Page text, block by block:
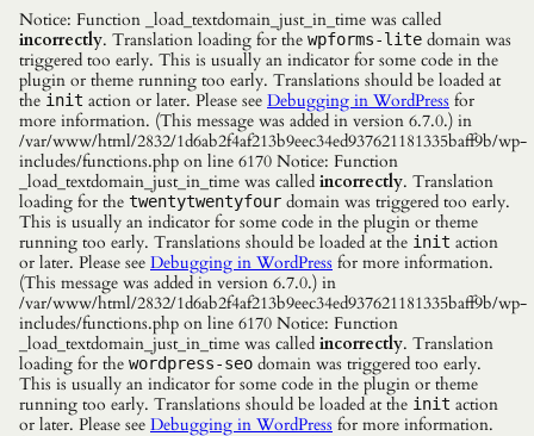
Notice: Function _load_textdomain_just_in_time was called
incorrectly. Translation loading for the wpforms-lite domain was
triggered too early. This is usually an indicator for some code in the
plugin or theme running too early. Translations should be loaded at
the init action or later. Please see Debugging in WordPress for
more information. (This message was added in version 6.7.0.) in
/var/www/html/2832/1d6ab2f4af213b9eec34ed937621181335baff9b/wp-
includes/functions.php on line 6170 Notice: Function
_load_textdomain_just_in_time was called incorrectly. Translation
loading for the twentytwentyfour domain was triggered too early.
This is usually an indicator for some code in the plugin or theme
running too early. Translations should be loaded at the init action
or later. Please see Debugging in WordPress for more information.
(This message was added in version 6.7.0.) in
/var/www/html/2832/1d6ab2f4af213b9eec34ed937621181335baff9b/wp-
includes/functions.php on line 6170 Notice: Function
_load_textdomain_just_in_time was called incorrectly. Translation
loading for the wordpress-seo domain was triggered too early.
This is usually an indicator for some code in the plugin or theme
running too early. Translations should be loaded at the init action
or later. Please see Debugging in WordPress for more information.